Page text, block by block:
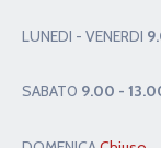
LUNEDI - VENERDI
SABAT0 9.00 -